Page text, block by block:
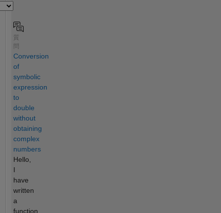
質
Conversion
of
symbolic
expression
to
double
without
obtaining
complex
numbers
Hello,
I
have
written
a
function